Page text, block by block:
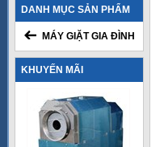
DANH MỤC SẢN PHẨM
MÁY GIẶT GIA ĐÌNH
KHUYẾN MÃI